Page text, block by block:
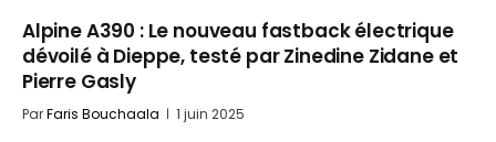
Alpine A390 : Le nouveau fastback électrique
dévoilé à Dieppe, testé par Zinedine Zidane et
Pierre Gasly
ParFaris Bouchaala 1 juin 2025